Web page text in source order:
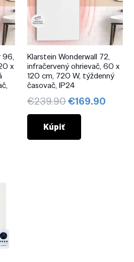
96,
x
Klarstein Wonderwall 72,
infračervený ohrievač, 60 x
120 cm, 720 W, týždenný
časovač, IP24
€239.90Pôvodná
cena
€239.90.
€169.90
Kúpiť